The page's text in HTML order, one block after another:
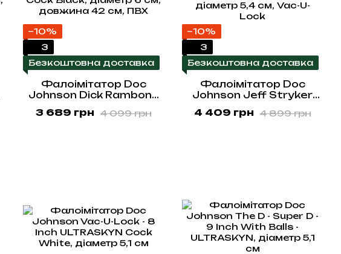
−10%
3
Безкоштовна доставка
Фалоімітатор Doc
Johnson Dick Rambone
см, довжина 42 см, ПВХ
4 099 грн
3 689 грн
−10%
3
Безкоштовна доставка
Фалоімітатор Doc
Johnson Jeff Stryker
діаметр 5,4 см, Vac-U-
4 899 грн
4 409 грн